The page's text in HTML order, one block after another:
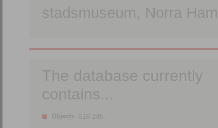
stadsmuseum, Norra
The database currently
contains...
Objects 516 245.